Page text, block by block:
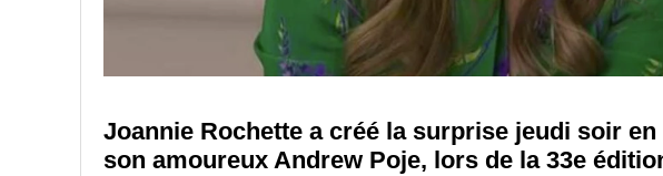
Joannie Rochette a créé la surprise jeudi soir
son amoureux Andrew Poje, lors de la 33e